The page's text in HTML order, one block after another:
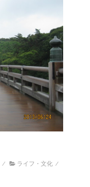
/ ライフ・文化 /